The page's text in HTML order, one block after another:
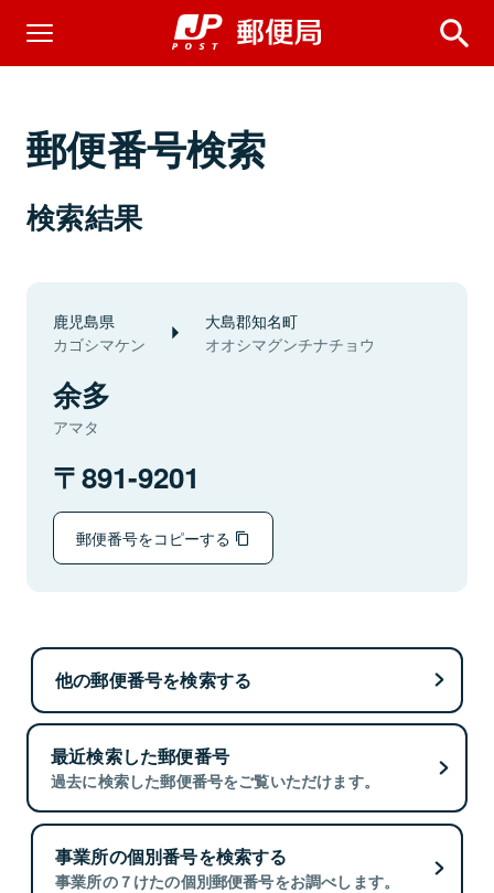
郵便番号検索
検索結果
鹿児島県
カゴシマケン
大島郡知名町
オオシマグンチナチョウ
余多
アマタ
891-9201
郵便番号をコピーする
他の郵便番号を検索する
最近検索した郵便番号
過去に検索した郵便番号をご覧いただけます。
事業所の個別番号を検索する
事業所の７けたの個別郵便番号をお調べします。